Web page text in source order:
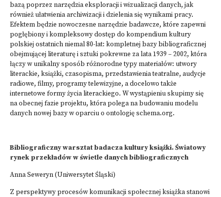
bazą poprzez narzędzia eksploracji i wizualizacji danych, jak
również ułatwienia archiwizacji i dzielenia się wynikami pracy.
Efektem będzie nowoczesne narzędzie badawcze, które zapewni
pogłębiony i kompleksowy dostęp do kompendium kultury
polskiej ostatnich niemal 80-lat: kompletnej bazy bibliograficznej
obejmującej literaturę i sztuki pokrewne za lata 1939 – 2002, która
łączy w unikalny sposób różnorodne typy materiałów: utwory
literackie, książki, czasopisma, przedstawienia teatralne, audycje
radiowe, filmy, programy telewizyjne, a docelowo także
internetowe formy życia literackiego. W wystąpieniu skupimy się
na obecnej fazie projektu, która polega na budowaniu modelu
danych nowej bazy w oparciu o ontologię schema.org.
Bibliograficzny warsztat badacza kultury książki. Światowy
rynek przekładów w świetle danych bibliograficznych
Anna Seweryn (Uniwersytet Śląski)
Z perspektywy procesów komunikacji społecznej książka stanowi